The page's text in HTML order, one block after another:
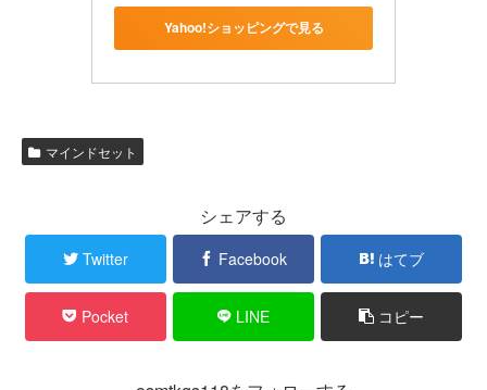
Yahoo!ショッピングで見る
マインドセット
シェアする
Twitter Facebook はてブ
Pocket LINE コピー